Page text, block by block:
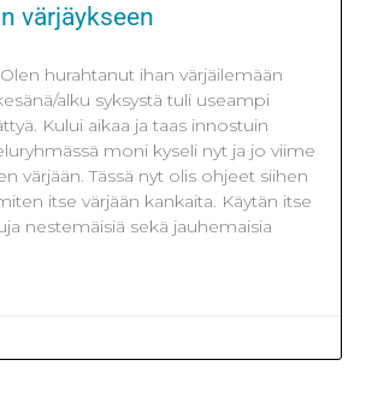
värjäykseen
hurahtanut ihan värjäilemään
alku syksystä tuli useampi
Kului aikaa ja taas innostuin
moni kyseli nyt ja jo viime
värjään. Tässä nyt olis ohjeet siihen
itse värjään kankaita. Käytän itse
nestemäisiä sekä jauhemaisia